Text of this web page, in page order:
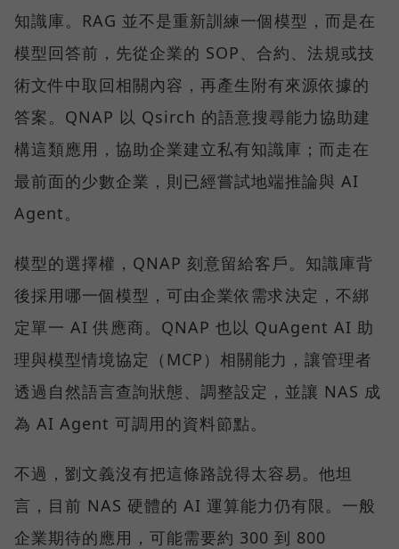
知識庫。RAG 並不是重新訓練一個模型，而是在
模型回答前，先從企業的 SOP、合約、法規或技
術文件中取回相關內容，再產生附有來源依據的
答案。QNAP 以 Qsirch 的語意搜尋能力協助建
構這類應用，協助企業建立私有知識庫；而走在
最前面的少數企業，則已經嘗試地端推論與 AI
Agent。
模型的選擇權，QNAP 刻意留給客戶。知識庫背
後採用哪一個模型，可由企業依需求決定，不綁
定單一 AI 供應商。QNAP 也以 QuAgent AI 助
理與模型情境協定（MCP）相關能力，讓管理者
透過自然語言查詢狀態、調整設定，並讓 NAS 成
為 AI Agent 可調用的資料節點。
不過，劉文義沒有把這條路說得太容易。他坦
言，目前 NAS 硬體的 AI 運算能力仍有限。一般
企業期待的應用，可能需要約 300 到 800